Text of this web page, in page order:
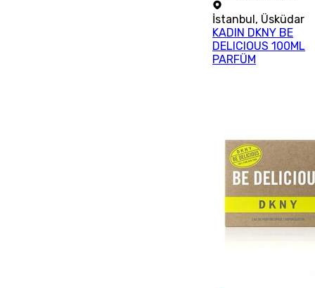
İstanbul, Üsküdar
KADIN DKNY BE
DELICIOUS 100ML
PARFÜM